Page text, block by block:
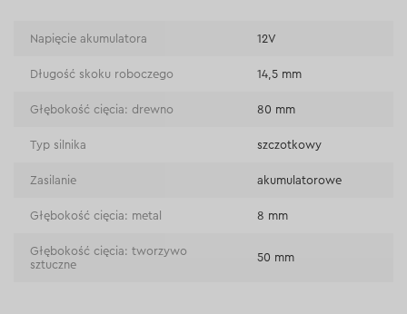
Napięcie akumulatora 12V
Długość skoku roboczego 14,5 mm
Głębokość cięcia: drewno 80 mm
Typ silnika szczotkowy
Zasilanie akumulatorowe
Głębokość cięcia: metal 8 mm
Głębokość cięcia: tworzywo
sztuczne
50 mm